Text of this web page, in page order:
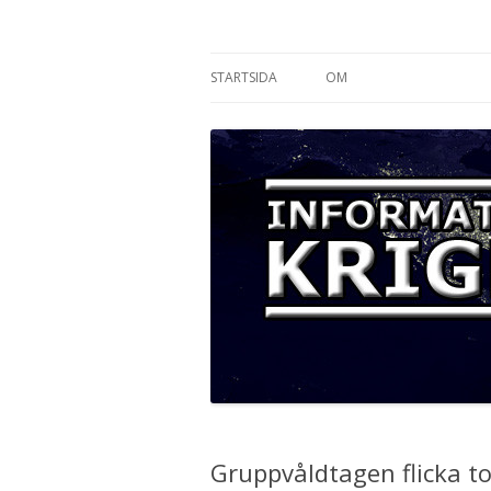
STARTSIDA OM
Gruppvåldtagen flicka